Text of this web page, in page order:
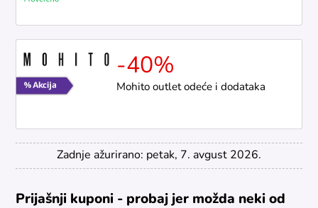
-40%
Mohito outlet odeće i dodataka
Zadnje ažurirano: petak, 7. avgust 2026.
Prijašnji kuponi - probaj jer možda neki od